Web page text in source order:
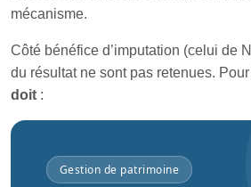
mécanisme.
Côté bénéfice d’imputation (celui de
du résultat ne sont pas retenues.
doit :
Gestion de patrimoine